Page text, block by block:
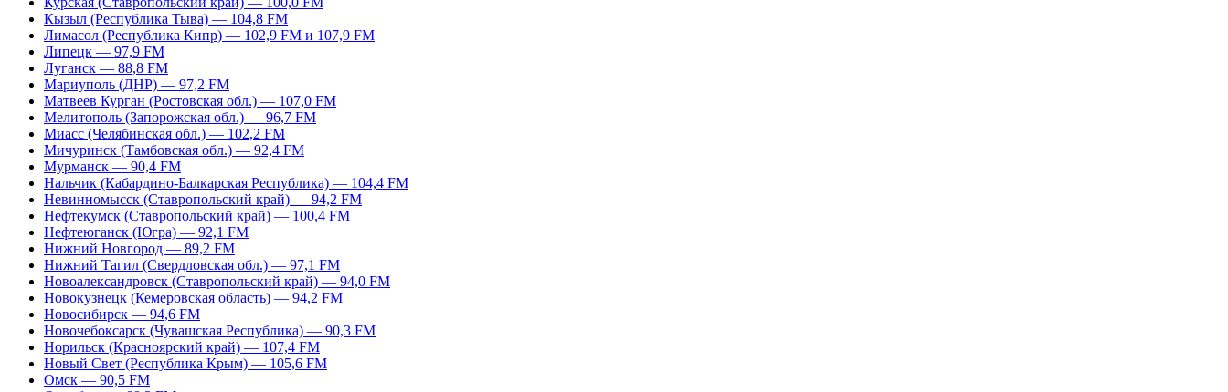
Кызыл (Республика Тыва) — 104,8 FM
Лимасол (Республика Кипр) — 102,9 FM и 107,9 FM
Липецк — 97,9 FM
Луганск — 88,8 FM
Мариуполь (ДНР) — 97,2 FM
Матвеев Курган (Ростовская обл.) — 107,0 FM
Мелитополь (Запорожская обл.) — 96,7 FM
Миасс (Челябинская обл.) — 102,2 FM
Мичуринск (Тамбовская обл.) — 92,4 FM
Мурманск — 90,4 FM
Нальчик (Кабардино-Балкарская Республика) — 104,4 FM
Невинномысск (Ставропольский край) — 94,2 FM
Нефтекумск (Ставропольский край) — 100,4 FM
Нефтеюганск (Югра) — 92,1 FM
Нижний Новгород — 89,2 FM
Нижний Тагил (Свердловская обл.) — 97,1 FM
Новоалександровск (Ставропольский край) — 94,0 FM
Новокузнецк (Кемеровская область) — 94,2 FM
Новосибирск — 94,6 FM
Новочебоксарск (Чувашская Республика) — 90,3 FM
Норильск (Красноярский край) — 107,4 FM
Новый Свет (Республика Крым) — 105,6 FM
Омск — 90,5 FM